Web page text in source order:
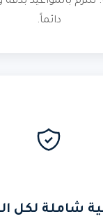
دائماً.
شاملة لكل